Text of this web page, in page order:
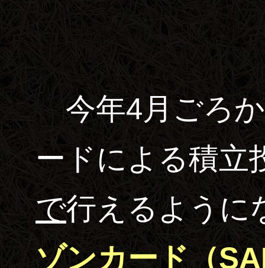
今年4月ごろか
ードによる積立
で行えるように